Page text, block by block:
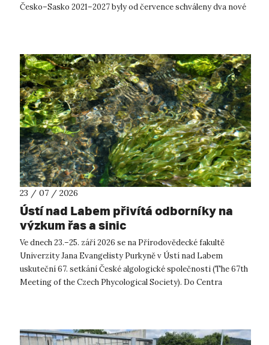
Česko–Sasko 2021–2027 byly od července schváleny dva nové
23 / 07 / 2026
Ústí nad Labem přivítá odborníky na
výzkum řas a sinic
Ve dnech 23.–25. září 2026 se na Přírodovědecké fakultě
Univerzity Jana Evangelisty Purkyně v Ústí nad Labem
uskuteční 67. setkání České algologické společnosti (The 67th
Meeting of the Czech Phycological Society). Do Centra